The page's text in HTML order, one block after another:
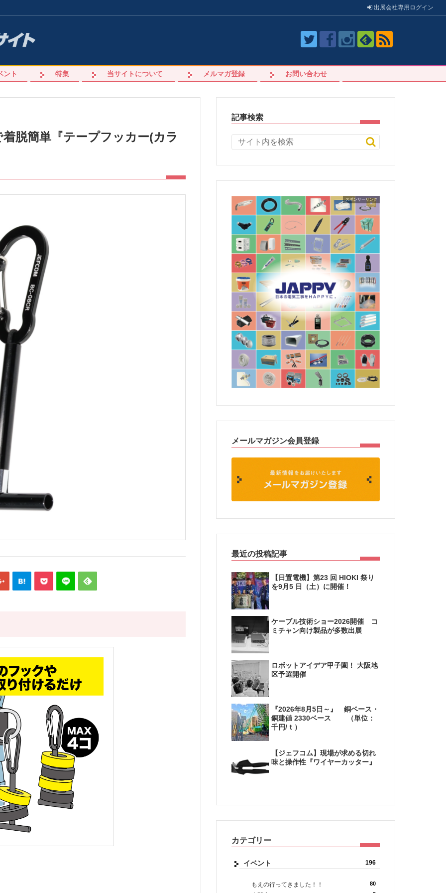
出展会社専用 ログイン
ント 特集 当サイトについて メルマガ登録 お問い合わせ
脱簡単『テープフッカー(カラ
記事検索
メールマガジン会員登録
最近の投稿記事
【日置電機】第23 回 HIOKI 祭り
を9月5 日（土）に開催！
ケーブル技術ショー2026開催 コ
ミチャン向け製品が多数出展
ロボットアイデア甲子園！ 大阪地
区予選開催
『2026年8月5日～』 銅ベース・
銅建値 2330ベース （単位：
千円/ｔ）
【ジェフコム】現場が求める切れ
味と操作性『ワイヤーカッター』
カテゴリー
イベント 196
もえの行ってきました！！ 80